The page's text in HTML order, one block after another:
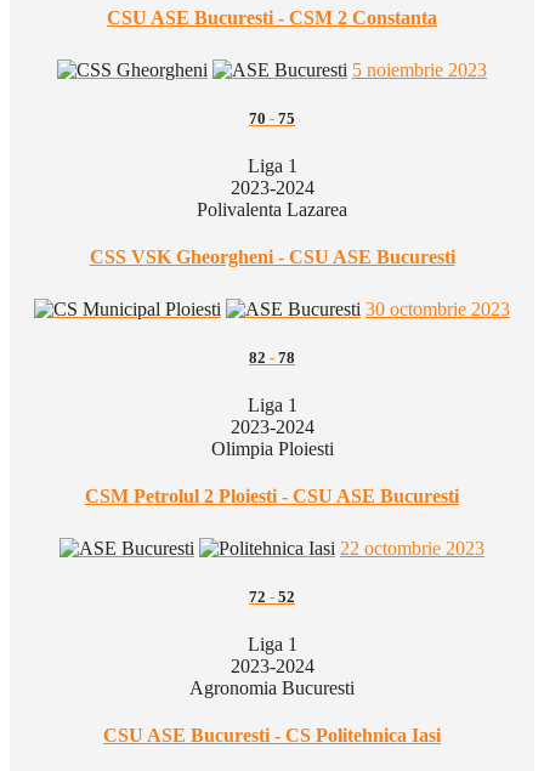
CSU ASE Bucuresti - CSM 2 Constanta
5 noiembrie 2023
70 - 75
Liga 1
2023-2024
Polivalenta Lazarea
CSS VSK Gheorgheni - CSU ASE Bucuresti
30 octombrie 2023
82 - 78
Liga 1
2023-2024
Olimpia Ploiesti
CSM Petrolul 2 Ploiesti - CSU ASE Bucuresti
22 octombrie 2023
72 - 52
Liga 1
2023-2024
Agronomia Bucuresti
CSU ASE Bucuresti - CS Politehnica Iasi